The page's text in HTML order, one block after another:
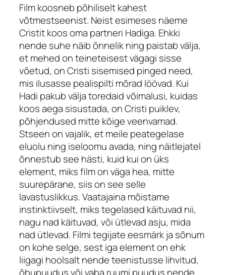
Film koosneb põhiliselt kahest
võtmestseenist. Neist esimeses näeme
Cristit koos oma partneri Hadiga. Ehkki
nende suhe näib õnnelik ning paistab välja,
et mehed on teineteisest vägagi sisse
võetud, on Cristi sisemised pinged need,
mis ilusasse pealispilti mõrad löövad. Kui
Hadi pakub välja toredaid võimalusi, kuidas
koos aega sisustada, on Cristi puiklev,
põhjendused mitte kõige veenvamad.
Stseen on vajalik, et meile peategelase
eluolu ning iseloomu avada, ning näitlejatel
õnnestub see hästi, kuid kui on üks
element, miks film on väga hea, mitte
suurepärane, siis on see selle
lavastuslikkus. Vaatajaina mõistame
instinktiivselt, miks tegelased käituvad nii,
nagu nad käituvad, või ütlevad asju, mida
nad ütlevad. Filmi tegijate eesmärk ja sõnum
on kohe selge, sest iga element on ehk
liigagi hoolsalt nende teenistusse lihvitud,
õhupuudus või vaba ruumi puudus nende